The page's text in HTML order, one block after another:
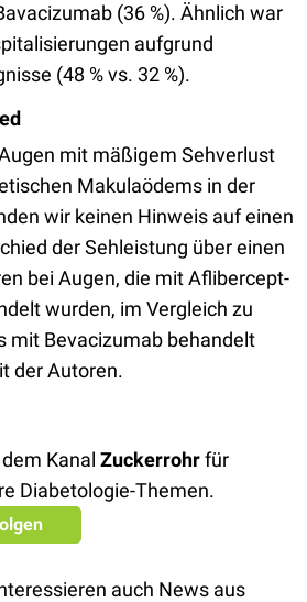
(36 %). Ähnlich war
aufgrund
(48 % vs. 32 %).
mit mäßigem Sehverlust
Makulaödems in der
wir keinen Hinweis auf einen
der Sehleistung über einen
bei Augen, die mit Aflibercept-
wurden, im Vergleich zu
mit Bevacizumab behandelt
der Autoren.
Kanal Zuckerrohrfür
Diabetologie-Themen.
auch News aus